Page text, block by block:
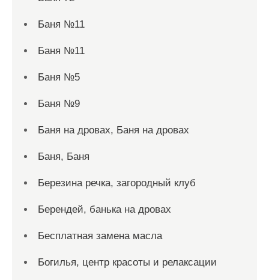
Баня №11
Баня №11
Баня №5
Баня №9
Баня на дровах, Баня на дровах
Баня, Баня
Березина речка, загородный клуб
Берендей, банька на дровах
Бесплатная замена масла
Богилья, центр красоты и релаксации